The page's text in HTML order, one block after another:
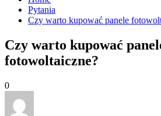
Pytania
Czy warto kupować panele
Czy warto kupować
fotowoltaiczne?
0